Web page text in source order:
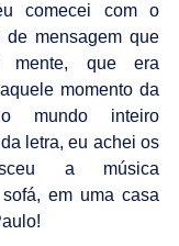
comecei com o
mensagem que
que era
momento da
mundo inteiro
letra, eu achei os
a música
em uma casa